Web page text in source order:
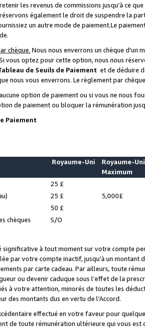
les revenus de commissions jusqu'à ce
également le droit de suspendre la
un autre mode de paiement.Le
chèque. Nous nous enverrons un chèque d'un
vous optez pour cette option, nous nous
de Seuils de Paiement et de déduire
nous vous enverrons. Le règlement par
option de paiement ou si vous ne nous
de paiement ou bloquer la rémunération
Paiement
Royaume-Uni
Royaume-Uni
Maximum
25 £
25 £
5,000£
50 £
chèques
S/O
significative à tout moment sur votre compte
par votre compte inactif, jusqu'à un montant
par carte cadeau. Par ailleurs, toute
ou devenir caduque sous l’effet de la
à votre attention, minorés de toutes les
des montants dus en vertu de l'Accord.
effectué en votre faveur pour
de toute rémunération ultérieure qui vous est